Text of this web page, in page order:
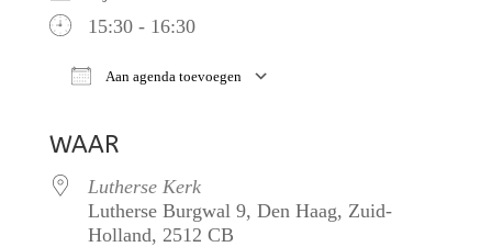
15:30 - 16:30
Aan agenda toevoegen
WAAR
Lutherse Kerk
Lutherse Burgwal 9, Den Haag, Zuid-
Holland, 2512 CB